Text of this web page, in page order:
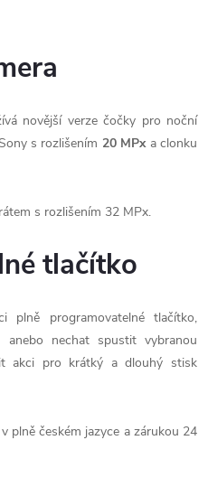
novější verze čočky pro noční
s rozlišením 20 MPxa clonku
s rozlišením 32 MPx.
tlačítko
programovatelné tlačítko,
nechat spustit vybranou
akci pro krátký a dlouhý stisk
plně českém jazyce a zárukou 24